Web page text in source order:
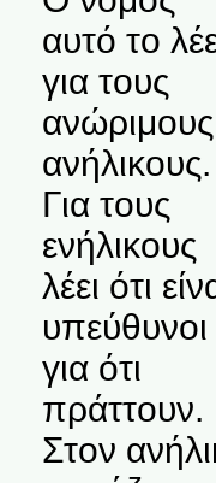
αυτό το
για τους
ανώριμους
ανήλικους.
Για τους
ενήλικους
λέει ότι
υπεύθυνοι
για ότι
πράττουν.
Στον